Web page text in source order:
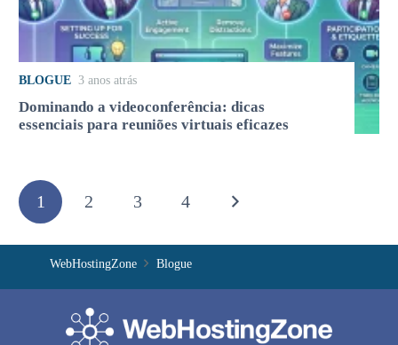
BLOGUE 3 anos atrás
Dominando a videoconferência: dicas
essenciais para reuniões virtuais eficazes
1 2 3 4
WebHostingZone Blogue